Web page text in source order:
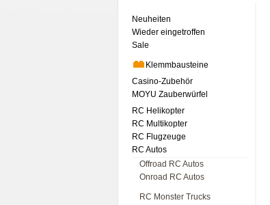
Neuheiten
Wieder eingetroffen
Sale
Klemmbausteine
Casino-Zubehör
MOYU Zauberwürfel
RC Helikopter
RC Multikopter
RC Flugzeuge
RC Autos
Offroad RC Autos
Onroad RC Autos
RC Monster Trucks